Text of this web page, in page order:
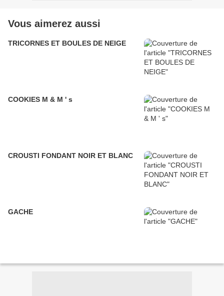
Vous aimerez aussi
TRICORNES ET BOULES DE NEIGE
COOKIES M & M ' s
CROUSTI FONDANT NOIR ET BLANC
GACHE